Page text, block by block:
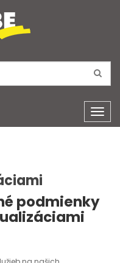
podmienky